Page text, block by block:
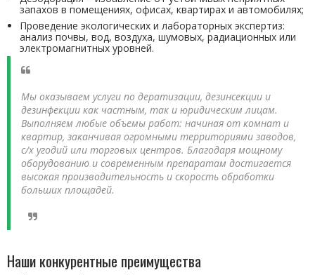
запахов в помещениях, офисах, квартирах и автомобилях;
Проведение экологических и лабораторных экспертиз:
анализ почвы, вод, воздуха, шумовых, радиационных или
электромагнитных уровней.
Мы оказываем услуги по дератизации, дезинсекции и
дезинфекции как частным, так и юридическим лицам.
Выполняем любые объемы работ: начиная от комнат и
квартир, заканчивая огромными территориями заводов,
с/х угодий или торговых центров. Благодаря мощному
оборудованию и современным препаратам достигается
высокая производительность и скорость обработки
больших площадей.
Наши конкурентные преимущества